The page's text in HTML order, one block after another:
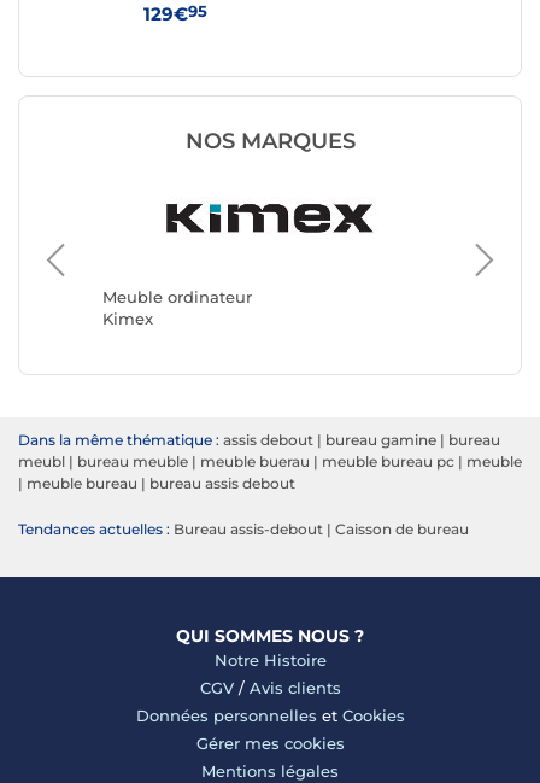
129€95
NOS MARQUES
Meuble ordinateur
Kimex
REKT
Dans la même thématique : assis debout | bureau gamine | bureau
meubl | bureau meuble | meuble buerau | meuble bureau pc | meuble
| meuble bureau | bureau assis debout
Tendances actuelles : Bureau assis-debout | Caisson de bureau
QUI SOMMES NOUS ?
Notre Histoire
CGV/ Avis clients
Données personnelles et Cookies
Gérer mes cookies
Mentions légales